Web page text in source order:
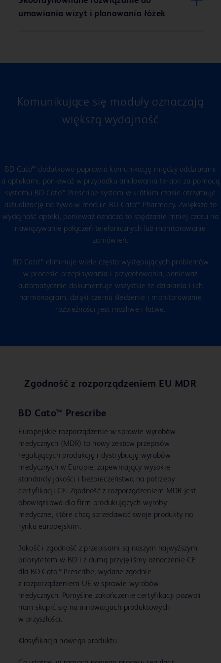
umawiania wizyt i planowania łóżek
Komunikujące się moduły oznaczają
większą wydajność
BD Cato™ dodatkowo poprawia komunikację między oddziałami
a aptekami, ponieważ w przypadku anulowania terapii za pomocą
systemu BD Cato™ Prescribe system w krótkim czasie otrzymuje
aktualizację na żywo w module BD Cato™ Pharmacy. Zwiększa to
wydajność apteki, ponieważ oznacza to spędzanie mniej czasu na
nawiązywanie połączeń telefonicznych lub monitorowanie
zamówień.
BD Cato™ eliminuje wiele często występujących problemów
w procesie przepisywania i przygotowania, ponieważ
automatycznie dokumentuje wszystkie te działania i ich
harmonogram, dzięki czemu śledzenie i monitorowanie
rozbieżności jest możliwe i łatwe.
Zgodność z rozporządzeniem EU MDR
BD Cato™ Prescribe
Europejskie rozporządzenie w sprawie wyrobów
medycznych (MDR) to nowy zestaw przepisów
regulujących produkcję i dystrybucję wyrobów
medycznych w Europie, zapewniający wysokie
standardy jakości i bezpieczeństwa na potrzeby
certyfikacji CE. Zgodność z rozporządzeniem MDR jest
obowiązkowa dla firm produkujących wyroby
medyczne, które chcą sprzedawać swoje produkty na
rynku europejskim.
Jakość i zgodność z przepisami są naszym najwyższym
priorytetem w BD i z dumą przyjęliśmy oznaczenie CE
dla BD Cato™ Prescribe, wydane zgodnie
z rozporządzeniem UE w sprawie wyrobów
medycznych. Pomyślne zakończenie certyfikacji pozwoli
nam skupić się na innowacjach produktowych
w przyszłości.
Klasyfikacja nowego produktu